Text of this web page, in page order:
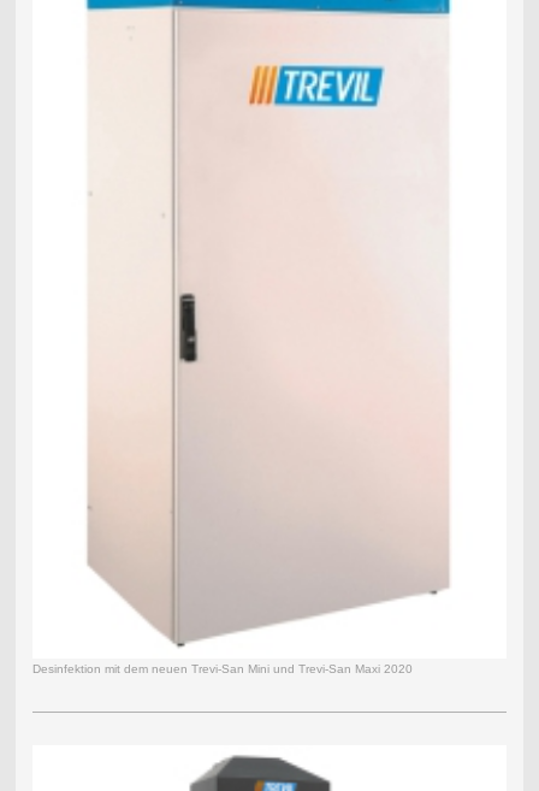
Desinfektion mit dem neuen Trevi-San Mini und Trevi-San Maxi 2020